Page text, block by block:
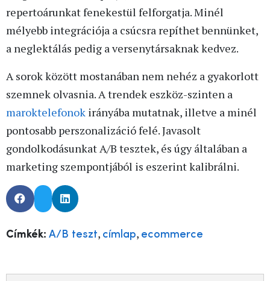
repertoárunkat fenekestül felforgatja. Minél
mélyebb integrációja a csúcsra repíthet bennünket,
a neglektálás pedig a versenytársaknak kedvez.
A sorok között mostanában nem nehéz a gyakorlott
szemnek olvasnia. A trendek eszköz-szinten a
maroktelefonok irányába mutatnak, illetve a minél
pontosabb perszonalizáció felé. Javasolt
gondolkodásunkat A/B tesztek, és úgy általában a
marketing szempontjából is eszerint kalibrálni.
Címkék: A/B teszt, címlap, ecommerce